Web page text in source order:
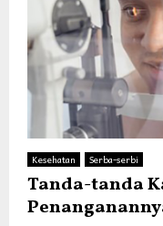
Kesehatan Serba-serbi
Tanda-tanda